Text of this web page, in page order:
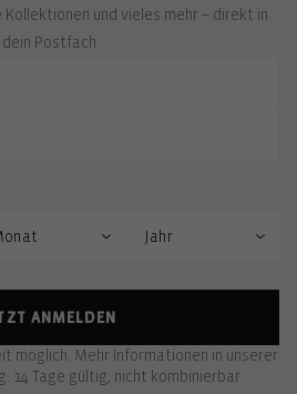
Kollektionen und vieles mehr – direkt in
dein Postfach
ANMELDEN
möglich. Mehr Informationen in unserer
. 14 Tage gültig, nicht kombinierbar.